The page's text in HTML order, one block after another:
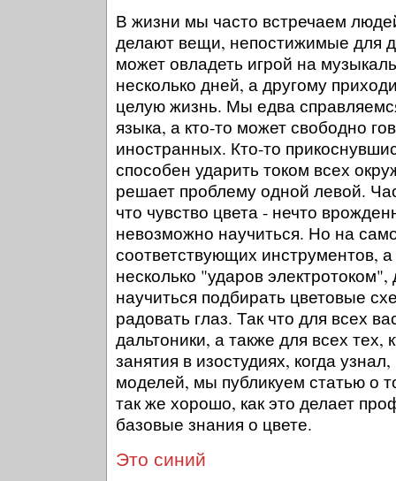
В жизни мы часто встречаем
делают вещи, непостижимые для
может овладеть игрой на
несколько дней, а другому
целую жизнь. Мы едва
языка, а кто-то может свободно
иностранных. Кто-то
способен ударить током всех
решает проблему одной левой.
что чувство цвета - нечто
невозможно научиться. Но на
соответствующих инструментов,
несколько "ударов
научиться подбирать цветовые
радовать глаз. Так что для всех
дальтоники, а также для всех тех,
занятия в изостудиях, когда
моделей, мы публикуем статью о
так же хорошо, как это делает
базовые знания о цвете.
Это синий